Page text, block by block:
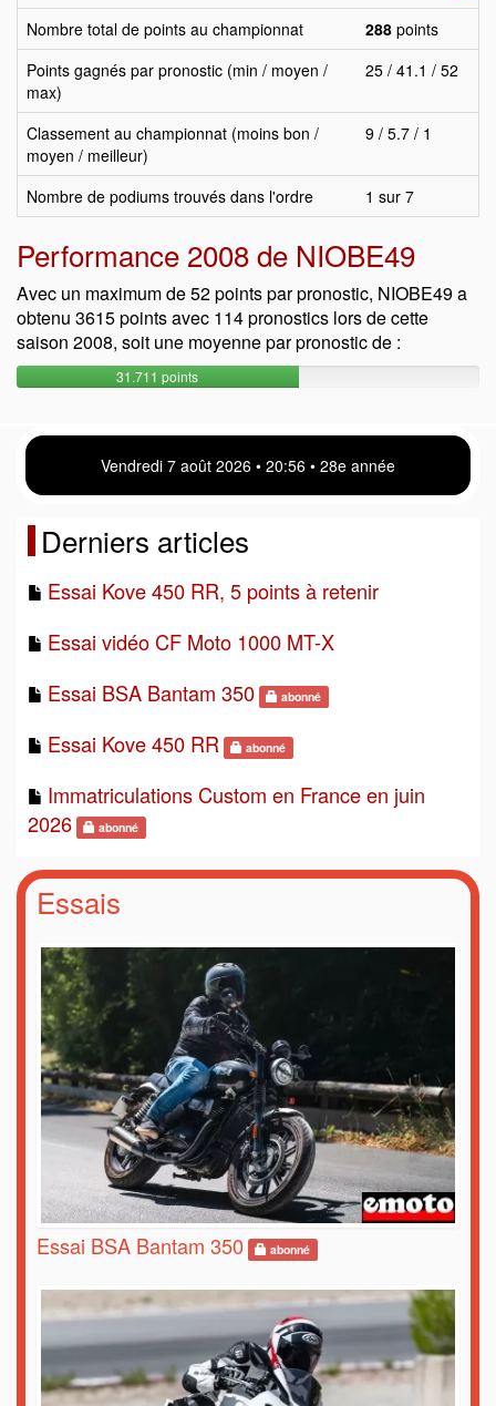
Nombre total de points au championnat
288 points
Points gagnés par pronostic (min / moyen /
max)
25 / 41.1 / 52
Classement au championnat (moins bon /
moyen / meilleur)
9 / 5.7 / 1
Nombre de podiums trouvés dans l'ordre 1 sur 7
Performance 2008 de NIOBE49
Avec un maximum de 52 points par pronostic, NIOBE49 a
obtenu 3615 points avec 114 pronostics lors de cette
saison 2008, soit une moyenne par pronostic de :
31.711 points
Vendredi 7 août 2026 • 20:56 • 28e année
Derniers articles
Essai Kove 450 RR, 5 points à retenir
Essai vidéo CF Moto 1000 MT-X
Essai BSA Bantam 350
abonné
Essai Kove 450 RR abonné
Immatriculations Custom en France en juin
2026
abonné
Essais
Essai BSA Bantam 350 abonné